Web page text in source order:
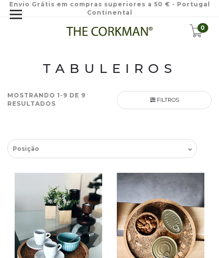
Envio Grátis em compras superiores a 50 € - Portugal
Continental
0
TABULEIROS
MOSTRANDO 1-9 DE 9
RESULTADOS
FILTROS